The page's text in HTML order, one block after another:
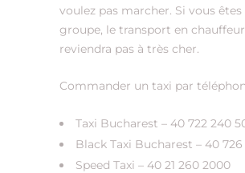
voulez pas marcher. Si vous êtes
groupe, le transport en
reviendra pas à très cher.
Commander un taxi par
Taxi Bucharest – 40 722 240
Black Taxi Bucharest – 40 726
Speed Taxi – 40 21 260 2000